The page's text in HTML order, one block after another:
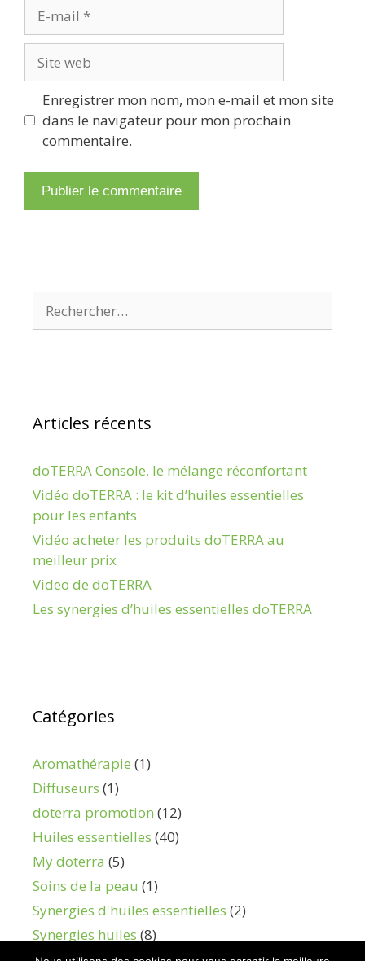
mail
web
Enregistrer mon nom, mon e-mail et mon site
dans le navigateur pour mon prochain
commentaire.
Articles récents
doTERRA Console, le mélange réconfortant
Vidéo doTERRA : le kit d’huiles essentielles
pour les enfants
Vidéo acheter les produits doTERRA au
meilleur prix
Video de doTERRA
Les synergies d’huiles essentielles doTERRA
Catégories
Aromathérapie (1)
Diffuseurs (1)
doterra promotion (12)
Huiles essentielles (40)
My doterra (5)
Soins de la peau (1)
Synergies d'huiles essentielles (2)
Synergies huiles (8)